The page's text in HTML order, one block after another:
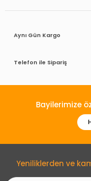
Aynı Gün Kargo
Telefon ile Sipariş
Bayilerimize
Yeniliklerden ve